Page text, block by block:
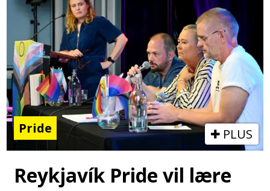
Pride PLUS
Reykjavík Pride vil lære